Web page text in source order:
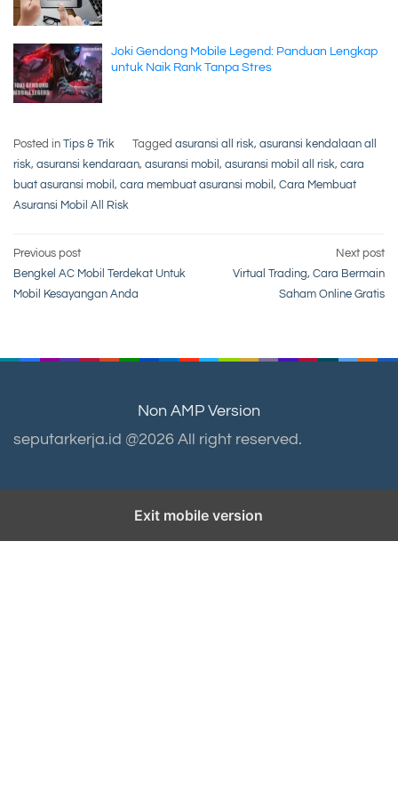
Joki Gendong Mobile Legend: Panduan Lengkap
untuk Naik Rank Tanpa Stres
Posted in Tips & Trik Tagged asuransi all risk, asuransi kendalaan all
risk, asuransi kendaraan, asuransi mobil , asuransi mobil all risk, cara
buat asuransi mobil , cara membuat asuransi mobil , Cara Membuat
Asuransi Mobil All Risk
Post
navigation
Previous post
Bengkel AC Mobil Terdekat Untuk
Mobil Kesayangan Anda
Next post
Virtual Trading, Cara Bermain
Saham Online Gratis
Non AMP Version
seputarkerja.id @2026 All right reserved.
Exit mobile version